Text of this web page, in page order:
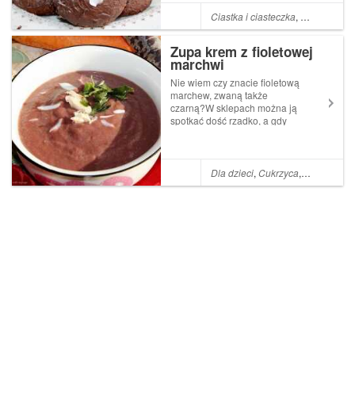
posmak jest po prostu
niesamowity.Dodatkowo
polewa cz...
Ciastka i ciasteczka, Dla dzieci
Zupa krem z fioletowej
marchwi
Nie wiem czy znacie fioletową
marchew, zwaną także
czarną?W sklepach można ją
spotkać dość rzadko, a gdy
popularną pomarańczową
marchewką i była uprawiana
Dla dzieci,Cukrzyca, Zupy